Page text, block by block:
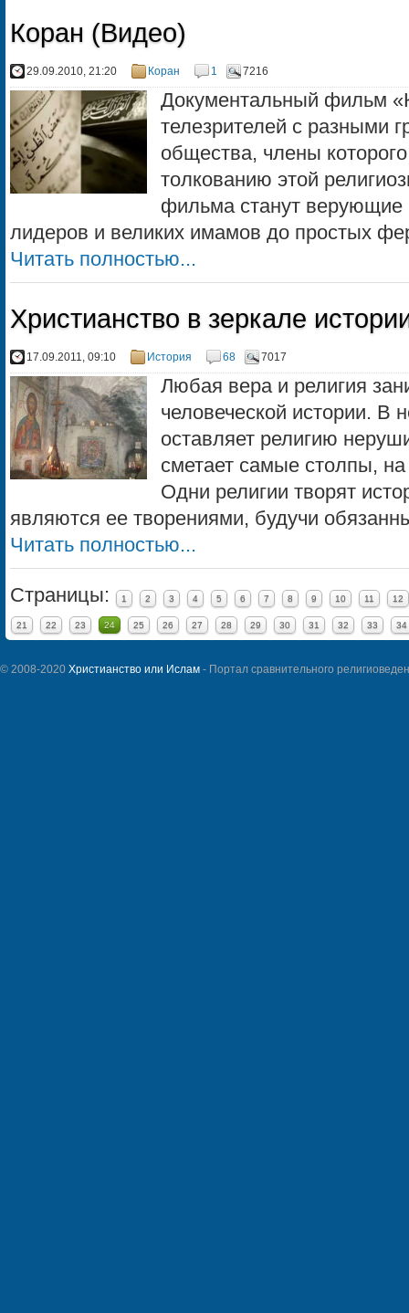
Коран (Видео)
29.09.2010, 21:20 Коран 1 7216
Документальный фильм
телезрителей с разными
общества, члены
толкованию этой
фильма станут верующие
лидеров и великих имамов до простых
Читать полностью...
Христианство в зеркале
17.09.2011, 09:10 История 68 7017
Любая вера и религия
человеческой истории. В
оставляет религию
сметает самые столпы,
Одни религии творят
являются ее творениями, будучи
Читать полностью...
Страницы: 1 2 3 4 5 6 7 8 9 10 11 12
21 22 23 24 25 26 27 28 29 30 31 32 33 34
© 2008-2020 Христианство или Ислам - Портал сравнительного